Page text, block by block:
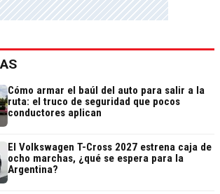
Cómo armar el baúl del auto para salir a la
ruta: el truco de seguridad que pocos
conductores aplican
El Volkswagen T-Cross 2027 estrena caja de
ocho marchas, ¿qué se espera para la
Argentina?